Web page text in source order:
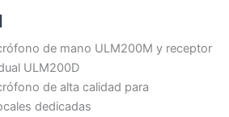
de mano ULM200M y receptor
ULM200D
de alta calidad para
dedicadas